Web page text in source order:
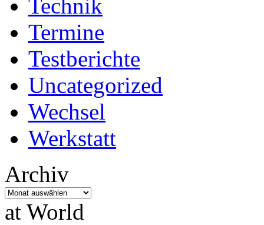
Technik
Termine
Testberichte
Uncategorized
Wechsel
Werkstatt
Archiv
Archiv
at World